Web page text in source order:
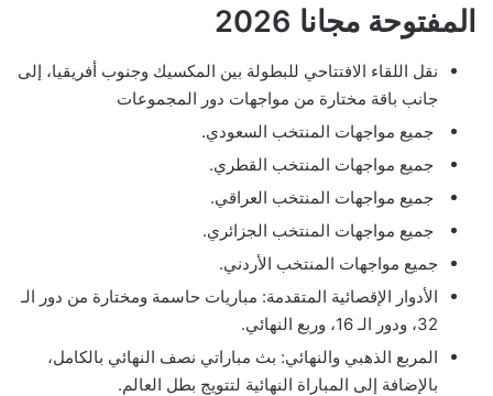
المفتوحة مجانا 2026
نقل اللقاء الافتتاحي للبطولة بين المكسيك وجنوب أفريقيا، إلى
جانب باقة مختارة من مواجهات دور المجموعات
جميع مواجهات المنتخب السعودي.
جميع مواجهات المنتخب القطري.
جميع مواجهات المنتخب العراقي.
جميع مواجهات المنتخب الجزائري.
جميع مواجهات المنتخب الأردني.
الأدوار الإقصائية المتقدمة: مباريات حاسمة ومختارة من دور الـ
32، ودور الـ 16، وربع النهائي.
المربع الذهبي والنهائي: بث مباراتي نصف النهائي بالكامل،
بالإضافة إلى المباراة النهائية لتتويج بطل العالم.